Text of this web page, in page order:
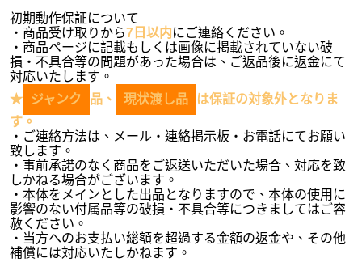
初期動作保証について
・商品受け取りから7日以内にご連絡ください。
・商品ページに記載もしくは画像に掲載されていない破
損・不具合等の問題があった場合は、ご返品後に返金にて
対応いたします。
★
ジャンク 品、 現状渡し品
は保証の対象外となりま
す。
・ご連絡方法は、メール・連絡掲示板・お電話にてお願い
致します。
・事前承諾のなく商品をご返送いただいた場合、対応を致
しかねる場合がございます。
・本体をメインとした出品となりますので、本体の使用に
影響のない付属品等の破損・不具合等につきましてはご容
赦ください。
・当方へのお支払い総額を超過する金額の返金や、その他
補償には対応いたしかねます。